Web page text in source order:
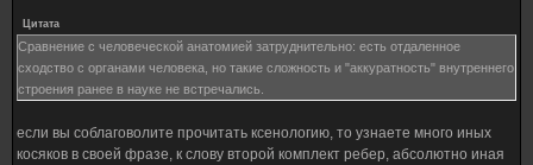
Цитата
Сравнение с человеческой анатомией затруднительно: есть отдаленное
сходство с органами человека, но такие сложность и "аккуратность" внутреннего
строения ранее в науке не встречались.
если вы соблаговолите прочитать ксенологию, то узнаете много иных
косяков в своей фразе, к слову второй комплект ребер, абсолютно иная